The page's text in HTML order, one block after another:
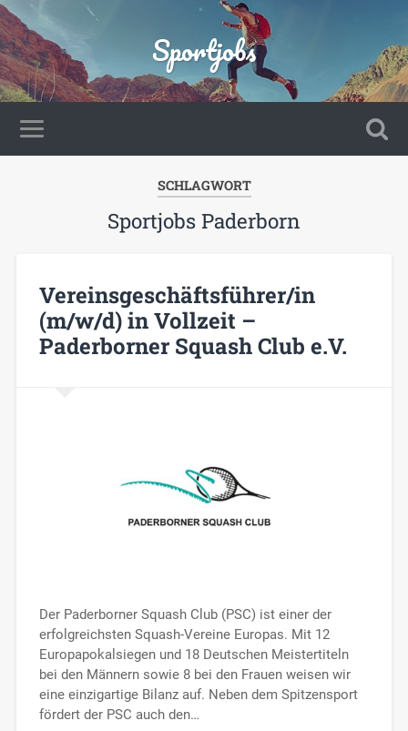
Sportjobs
SCHLAGWORT
Sportjobs Paderborn
Vereinsgeschäftsführer/in
(m/w/d) in Vollzeit –
Paderborner Squash Club e.V.
Der Paderborner Squash Club (PSC) ist einer der
erfolgreichsten Squash-Vereine Europas. Mit 12
Europapokalsiegen und 18 Deutschen Meistertiteln
bei den Männern sowie 8 bei den Frauen weisen wir
eine einzigartige Bilanz auf. Neben dem Spitzensport
fördert der PSC auch den…